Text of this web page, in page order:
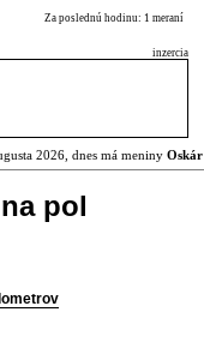
Za poslednú hodinu: 1 meraní
inzercia
2026, dnes má meniny Oskár
pol